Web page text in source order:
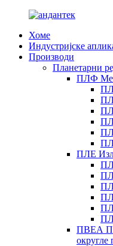
Хоме
Индустријске
Производи
Планетарни
ПЛФ
ПЛЕ
ПВЕА
округле